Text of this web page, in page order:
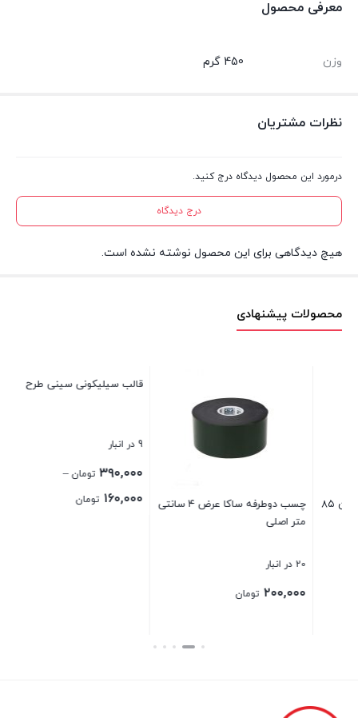
معرفی محصول
وزن 450 گرم
نظرات مشتریان
درمورد این محصول دیدگاه درج کنید.
درج دیدگاه
هیچ دیدگاهی برای این محصول نوشته نشده است.
محصولات پیشنهادی
چسب دوطرفه ساکا عرض ۴ سانتی ۱۶۰,۰۰۰ تومان
بستن
ورق اکلیل طلا مایع فلورانس
2 در انبار
۹۵,۰۰۰ تومان